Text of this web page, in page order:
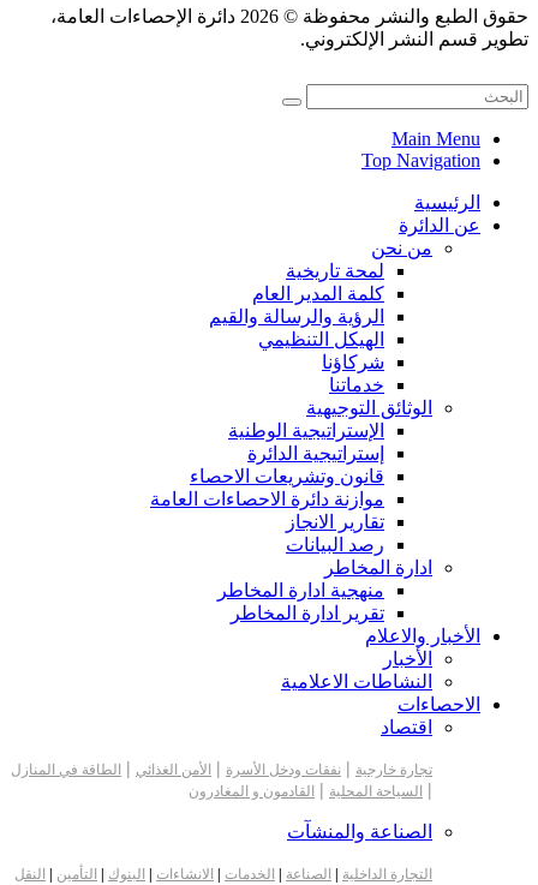
حقوق الطبع والنشر محفوظة © 2026 دائرة الإحصاءات العامة،
تطوير قسم النشر الإلكتروني.
Main Menu
Top Navigation
الرئيسية
عن الدائرة
من نحن
لمحة تاريخية
كلمة المدير العام
الرؤية والرسالة والقيم
الهيكل التنظيمي
شركاؤنا
خدماتنا
الوثائق التوجيهية
الإستراتيجية الوطنية
إستراتيجية الدائرة
قانون وتشريعات الاحصاء
موازنة دائرة الاحصاءات العامة
تقارير الانجاز
رصد البيانات
ادارة المخاطر
منهجية ادارة المخاطر
تقرير ادارة المخاطر
الأخبار والاعلام
الأخبار
النشاطات الاعلامية
الاحصاءات
اقتصاد
تجارة خارجية | نفقات ودخل الأسرة | الأمن الغذائي | الطاقة في المنازل
| السياحة المحلية | القادمون و المغادرون
الصناعة والمنشآت
التجارة الداخلية الصناعة الخدمات الانشاءات البنوك التأمين
النقل